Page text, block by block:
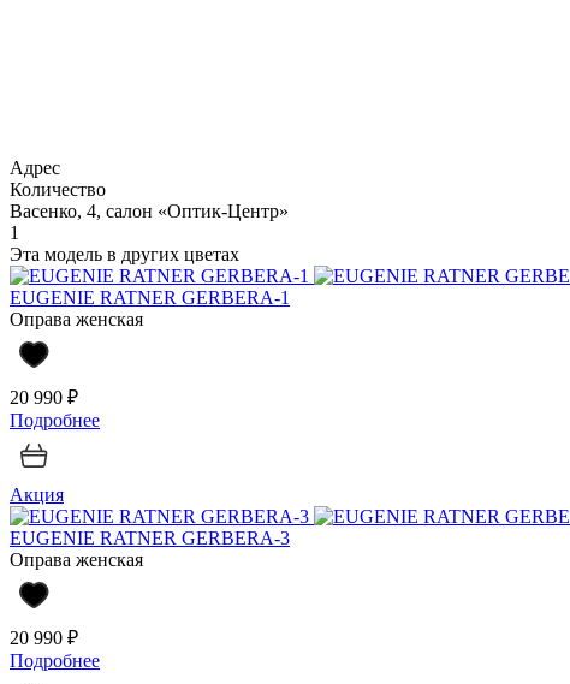
Адрес
Количество
Васенко, 4, салон «Оптик-Центр»
1
Эта модель в других цветах
EUGENIE RATNER GERBERA-1
Оправа женская
20 990 ₽
Подробнее
Акция
EUGENIE RATNER GERBERA-3
Оправа женская
20 990 ₽
Подробнее